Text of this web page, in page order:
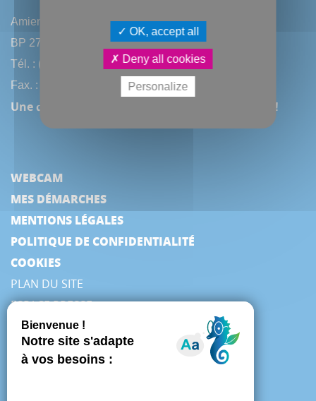
Amiens Métropole
BP 2720 - 80027 Amiens CEDEX
Tél. : (33) 3 22 97 40 40
Fax. : (33) 3 22 97 42 53
Une question, une remarque ? Contactez-nous !
WEBCAM
MES DÉMARCHES
MENTIONS LÉGALES
POLITIQUE DE CONFIDENTIALITÉ
COOKIES
PLAN DU SITE
ESPACE PRESSE
OK, accept all
Deny all cookies
Personalize